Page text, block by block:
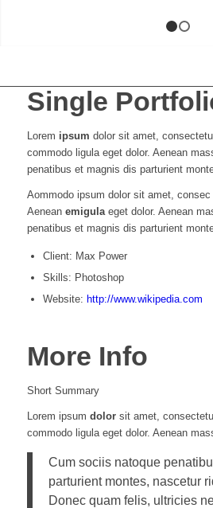
Single
Lorem ipsum dolor sit amet,
commodo ligula eget dolor. Aenean
penatibus et magnis dis parturient
Aommodo ipsum dolor sit amet,
Aenean emigulaeget dolor. Aenean
penatibus et magnis dis parturient
Client: Max Power
Skills: Photoshop
Website: http://www.wikipedia.com
More Info
Short Summary
Lorem ipsum dolorsit amet,
commodo ligula eget dolor. Aenean
Cum sociis natoque
parturient montes, nascetur
Donec quam felis, ultricies